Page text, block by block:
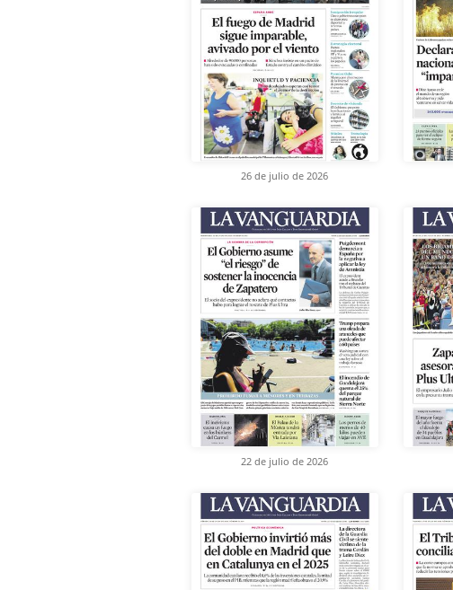
26 de julio de 2026
22 de julio de 2026